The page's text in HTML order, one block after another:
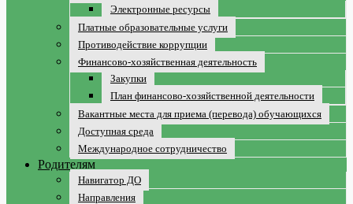
Электронные ресурсы
Платные образовательные услуги
Противодействие коррупции
Финансово-хозяйственная деятельность
Закупки
План финансово-хозяйственной деятельности
Вакантные места для приема (перевода) обучающихся
Доступная среда
Международное сотрудничество
Родителям
Навигатор ДО
Направления